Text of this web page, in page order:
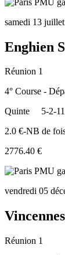
samedi 13 juillet
Enghien
Réunion 1
4° Course -
Quinte
5-2-
2.0 €-NB de
2776.40 €
vendredi 05
Vincennes
Réunion 1